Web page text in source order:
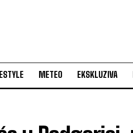
METEO EKSKLUZIVA